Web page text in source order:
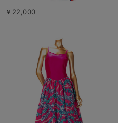
￥22,000